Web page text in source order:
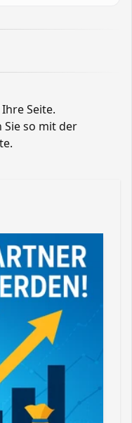
Seite.
Sie so mit der